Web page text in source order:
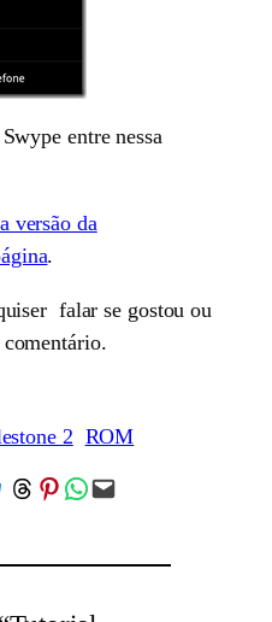
entre nessa
versão da
.
falar se gostou ou
comentário.
2 ROM
on Telegram
Share on Threads
Share on Pinterest
Share on WhatsApp
Email this Page